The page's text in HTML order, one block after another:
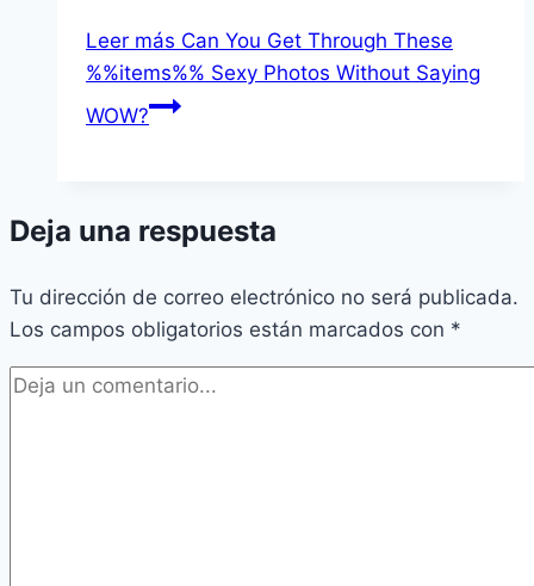
Leer más Can You Get Through These
%%items%% Sexy Photos Without Saying
WOW?
Deja una respuesta
Tu dirección de correo electrónico no será publicada.
Los campos obligatorios están marcados con *